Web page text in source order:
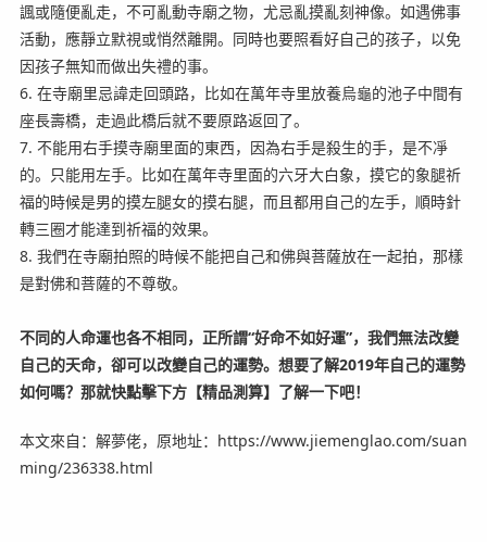
諷或隨便亂走，不可亂動寺廟之物，尤忌亂摸亂刻神像。如遇佛事
活動，應靜立默視或悄然離開。同時也要照看好自己的孩子，以免
因孩子無知而做出失禮的事。
6. 在寺廟里忌諱走回頭路，比如在萬年寺里放養烏龜的池子中間有
座長壽橋，走過此橋后就不要原路返回了。
7. 不能用右手摸寺廟里面的東西，因為右手是殺生的手，是不凈
的。只能用左手。比如在萬年寺里面的六牙大白象，摸它的象腿祈
福的時候是男的摸左腿女的摸右腿，而且都用自己的左手，順時針
轉三圈才能達到祈福的效果。
8. 我們在寺廟拍照的時候不能把自己和佛與菩薩放在一起拍，那樣
是對佛和菩薩的不尊敬。
不同的人命運也各不相同，正所謂“好命不如好運”，我們無法改變
自己的天命，卻可以改變自己的運勢。想要了解2019年自己的運勢
如何嗎？那就快點擊下方【精品測算】了解一下吧！
本文來自：解夢佬，原地址：https://www.jiemenglao.com/suan
ming/236338.html